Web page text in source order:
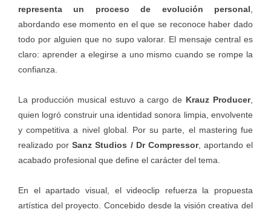
representa un proceso de evolución personal,
abordando ese momento en el que se reconoce haber dado
todo por alguien que no supo valorar. El mensaje central es
claro: aprender a elegirse a uno mismo cuando se rompe la
confianza.
La producción musical estuvo a cargo de Krauz Producer,
quien logró construir una identidad sonora limpia, envolvente
y competitiva a nivel global. Por su parte, el mastering fue
realizado porSanz Studios / Dr Compressor, aportando el
acabado profesional que define el carácter del tema.
En el apartado visual, el videoclip refuerza la propuesta
artística del proyecto. Concebido desde la visión creativa del